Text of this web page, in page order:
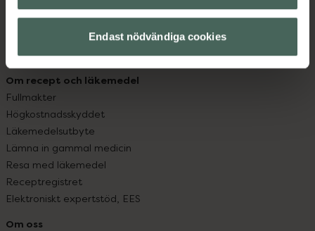
Endast nödvändiga cookies
Sajtens tillgänglighet
Köpvillkor
Om recept och läkemedel
Fullmakter
Högkostnadsskyddet
Läkemedelsutbyte
Lämna in gammal medicin
Resa med läkemedel
Receptregistret
Elektroniskt expertstöd, EES
Om oss